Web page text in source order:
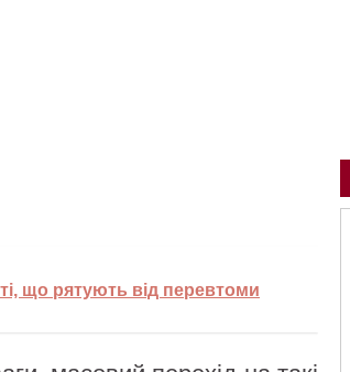
що рятують від перевтоми